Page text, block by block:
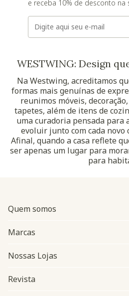
e receba 10% de desconto na
E-mail
WESTWING: Design
Na Westwing, acreditamos
formas mais genuínas de
reunimos móveis,
tapetes, além de itens de
uma curadoria pensada para
evoluir junto com cada novo
Afinal, quando a casa reflete
ser apenas um lugar para
para
Quem somos
Marcas
Nossas Lojas
Revista